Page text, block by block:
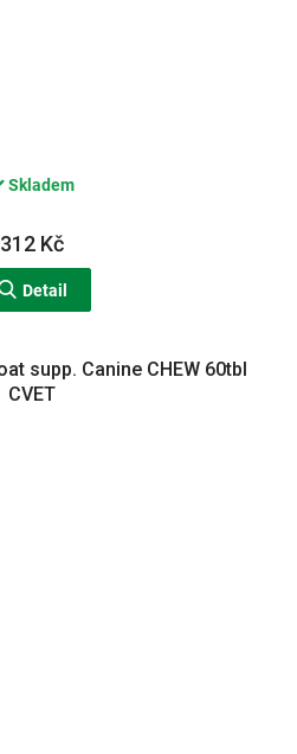
Skladem
312 Kč
Detail
supp. Canine CHEW 60tbl
CVET